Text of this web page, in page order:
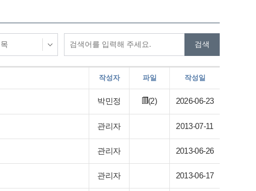
작성자 파일 작성일
박민정 (2) 2026-06-23
관리자 2013-07-11
관리자 2013-06-26
관리자 2013-06-17